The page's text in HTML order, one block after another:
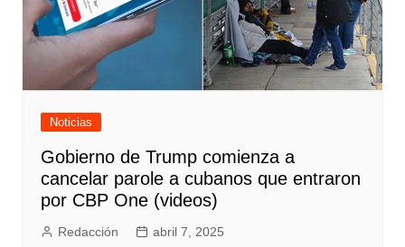
Noticias
Gobierno de Trump comienza a
cancelar parole a cubanos que entraron
por CBP One (videos)
Redacción abril 7, 2025